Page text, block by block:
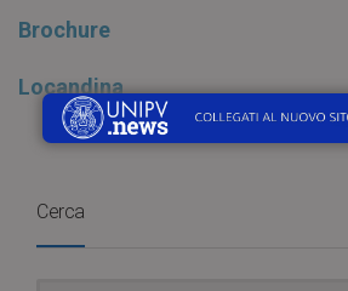
Brochure
Locandina
Cerca